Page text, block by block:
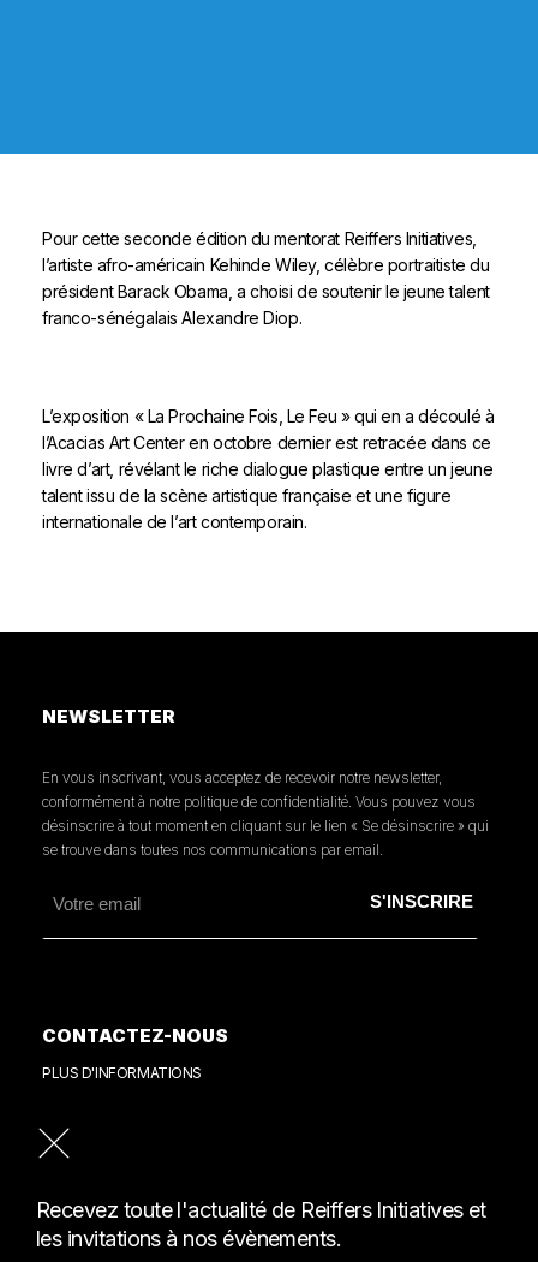
Pour cette seconde édition du mentorat Reiffers Initiatives,
l’artiste afro-américain Kehinde Wiley, célèbre portraitiste du
président Barack Obama, a choisi de soutenir le jeune talent
franco-sénégalais Alexandre Diop.
L’exposition « La Prochaine Fois, Le Feu » qui en a découlé à
l’Acacias Art Center en octobre dernier est retracée dans ce
livre d’art, révélant le riche dialogue plastique entre un jeune
talent issu de la scène artistique française et une figure
internationale de l’art contemporain.
Recevez toute l'actualité de Reiffers Initiatives et
les invitations à nos évènements.
NEWSLETTER
En vous inscrivant, vous acceptez de recevoir notre newsletter,
conformément à notre politique de confidentialité. Vous pouvez vous
désinscrire à tout moment en cliquant sur le lien « Se désinscrire » qui
se trouve dans toutes nos communications par email.
CONTACTEZ-NOUS
PLUS D'INFORMATIONS
PRESSE